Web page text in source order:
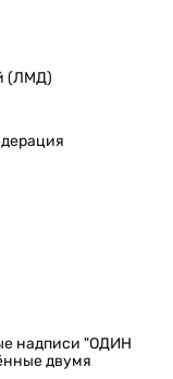
(ЛМД)
надписи "ОДИН
двумя